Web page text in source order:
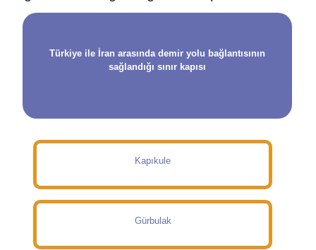
Türkiye ile İran arasında demir yolu bağlantısının
sağlandığı sınır kapısı
Kapıkule
Gürbulak